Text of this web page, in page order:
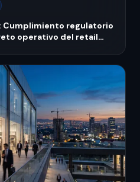
Cumplimiento regulatorio
operativo del retail